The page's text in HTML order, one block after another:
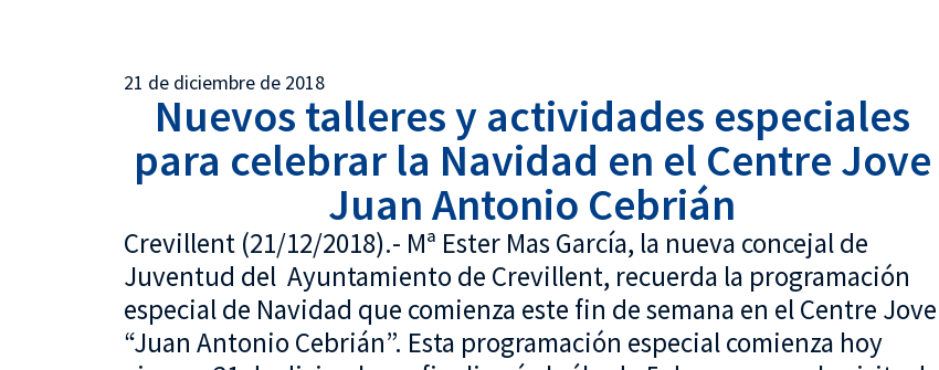
21 de diciembre de 2018
Nuevos talleres y actividades especiales
para celebrar la Navidad en el Centre Jove
Juan Antonio Cebrián
Crevillent (21/12/2018).- Mª Ester Mas García, la nueva concejal de
Juventud del Ayuntamiento de Crevillent, recuerda la programación
especial de Navidad que comienza este fin de semana en el Centre Jove
“Juan Antonio Cebrián”. Esta programación especial comienza hoy